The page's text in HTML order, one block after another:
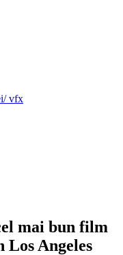
vfx
mai bun film
Angeles